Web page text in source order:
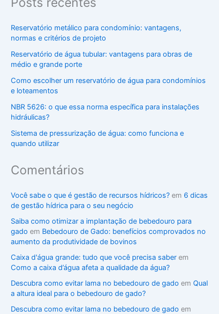
Reservatório metálico para condomínio: vantagens,
normas e critérios de projeto
Reservatório de água tubular: vantagens para obras de
médio e grande porte
Como escolher um reservatório de água para condomínios
e loteamentos
NBR 5626: o que essa norma específica para instalações
hidráulicas?
Sistema de pressurização de água: como funciona e
quando utilizar
Comentários
Você sabe o que é gestão de recursos hídricos? em 6 dicas
de gestão hídrica para o seu negócio
Saiba como otimizar a implantação de bebedouro para
gado em Bebedouro de Gado: benefícios comprovados no
aumento da produtividade de bovinos
Caixa d'água grande: tudo que você precisa saber em
Como a caixa d’água afeta a qualidade da água?
Descubra como evitar lama no bebedouro de gado em Qual
a altura ideal para o bebedouro de gado?
Descubra como evitar lama no bebedouro de gado em